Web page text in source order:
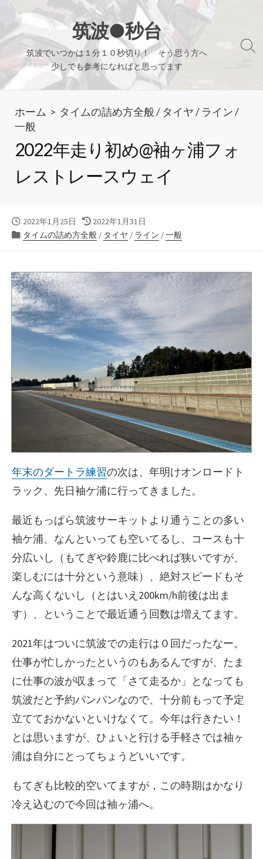
テ
ン
ツ
筑波●秒台
筑波でいつかは１分１０秒切り！ そう思う方へ
少しでも参考になればと思ってます
検
り
ホーム > タイムの詰め方全般/ タイヤ/ ライン/
一般
2022年走り初め@袖ヶ浦フォ
レストレースウェイ
公
開
2022年1月25日
最
終
日
2022年1月31日
カ
リ
ー
タイムの詰め方全般/ タイヤ / ライン /一般
年末のダートラ練習の次は、年明けオンロードト
ラック、先日袖ケ浦に行ってきました。
最近もっぱら筑波サーキットより通うことの多い
袖ケ浦、なんといっても空いてるし、コースも十
分広いし（もてぎや鈴鹿に比べれば狭いですが、
楽しむには十分という意味）、絶対スピードもそ
んな高くないし（とはいえ200km/h前後は出ま
す）、ということで最近通う回数は増えてます。
2021年はついに筑波での走行は０回だったなー。
仕事が忙しかったというのもあるんですが、たま
に仕事の波が収まって「さて走るか」となっても
筑波だと予約パンパンなので、十分前もって予定
立てておかないといけなくて。今年は行きたい！
とは思いますが、ひょいと行ける手軽さでは袖ヶ
浦は自分にとってちょうどいいです。
もてぎも比較的空いてますが，この時期はかなり
冷え込むので今回は袖ヶ浦へ。